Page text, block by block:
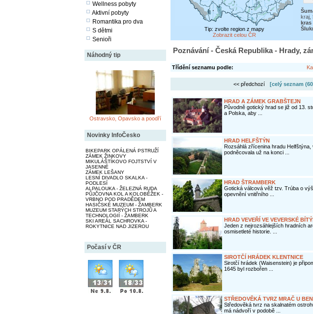
Wellness pobyty
Aktivní pobyty
Romantika pro dva
S dětmi
Senioři
Náhodný tip
Ostravsko, Opavsko a poodří
Novinky InfoČesko
BIKEPARK OPÁLENÁ PSTRUŽÍ
ZÁMEK ŽINKOVY
MIKULÁŠTÍKOVO FOJTSTVÍ V
JASENNÉ
ZÁMEK LEŠANY
LESNÍ DIVADLO SKALKA -
PODLESÍ
ALPALOUKA - ŽELEZNÁ RUDA
PŮJČOVNA KOL A KOLOBĚŽEK -
VRBNO POD PRADĚDEM
HASIČSKÉ MUZEUM - ŽAMBERK
MUZEUM STARÝCH STROJŮ A
TECHNOLOGIÍ - ŽAMBERK
SKI AREÁL SACHROVKA -
ROKYTNICE NAD JIZEROU
Počasí v ČR
Tip: zvolte region z mapy
Zobrazit celou ČR
kraj,
kras
Poznávání - Česká Republika - Hrady,
Třídění seznamu podle:
<< předchozí [celý seznam (
HRAD A ZÁMEK GRABŠTEJN
Původně gotický hrad se již od 13.
a Polska, aby ...
HRAD HELFŠTÝN
Rozsáhlá zřícenina hradu
podněcovala už na konci ...
HRAD ŠTRAMBERK
Gotická válcová věž tzv. Trúba o
opevnění vnitřního ...
HRAD VEVEŘÍ VE VEVERSKÉ
Jeden z nejrozsáhlejších hradních
osmisetleté historie. ...
SIROTČÍ HRÁDEK KLENTNICE
Sirotčí hrádek (Waisenstein) je
1645 byl rozbořen ...
STŘEDOVĚKÁ TVRZ MRAČ U
Středověká tvrz na skalnatém
má nádvoří v podobě ...